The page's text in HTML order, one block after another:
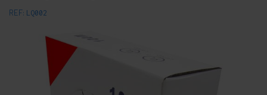
REF: LQ002